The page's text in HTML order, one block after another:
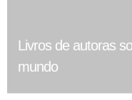
Livros de autoras
mundo